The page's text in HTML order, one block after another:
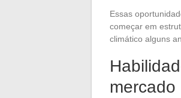
Essas
começar em
climático alguns
mercado